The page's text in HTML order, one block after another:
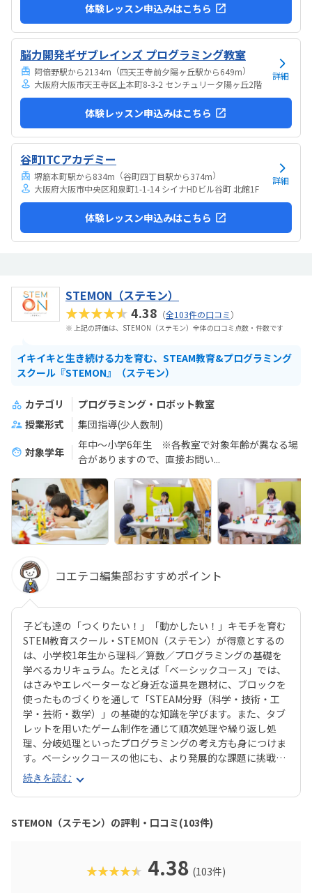
体験レッスン申込みはこちら
脳力開発ギザブレインズ プログラミング教室
阿倍野駅から2134m （四天王寺前夕陽ヶ丘駅から649m）
大阪府大阪市天王寺区上本町8-3-2 センチュリー夕陽ヶ丘2階
詳細
体験レッスン申込みはこちら
谷町ITCアカデミー
堺筋本町駅から834m （谷町四丁目駅から374m）
大阪府大阪市中央区和泉町1-1-14 シイナHDビル谷町 北館1F
詳細
体験レッスン申込みはこちら
STEMON（ステモン）
★★★★★4.38 （全103件の口コミ）
※ 上記の評価は、STEMON（ステモン）全体の口コミ点数・件数です
イキイキと生き続ける力を育む、STEAM教育&プログラミング
スクール『STEMON』（ステモン）
カテゴリ
プログラミング・ロボット教室
授業形式
集団指導(少人数制)
対象学年
年中～小学6年生 ※各教室で対象年齢が異なる場
合がありますので、直接お問い...
コエテコ編集部おすすめポイント
子ども達の「つくりたい！」「動かしたい！」キモチを育む
STEM教育スクール・STEMON（ステモン）が得意とするの
は、小学校1年生から理科／算数／プログラミングの基礎を
学べるカリキュラム。たとえば「ベーシックコース」では、
はさみやエレベーターなど身近な道具を題材に、ブロックを
使ったものづくりを通して「STEAM分野（科学・技術・工
学・芸術・数学）」の基礎的な知識を学びます。また、タブ
レットを用いたゲーム制作を通じて順次処理や繰り返し処
理、分岐処理といったプログラミングの考え方も身につけま
す。ベーシックコースの他にも、より発展的な課題に挑戦す
る「アドバンスコース」、Scratchやロボット制御を学ぶ
「プログラミング＆ロボティクスクラス」など、発達段階に
合わせたカリキュラムがあります。年齢や目的に応じてコー
スが選べるのが嬉しいですね。コエテコでは実際の授業を取
材したのですが、教材のデザインがとても可愛らしく、教室
「何かを作りたい！」という気持ちになれるスクールでし
た。子ども達と先生のコミュニケーションが活発で、授業中
続きを読む
STEMON（ステモン）の評判・口コミ(103件)
★★★★★ 4.38 (103件)